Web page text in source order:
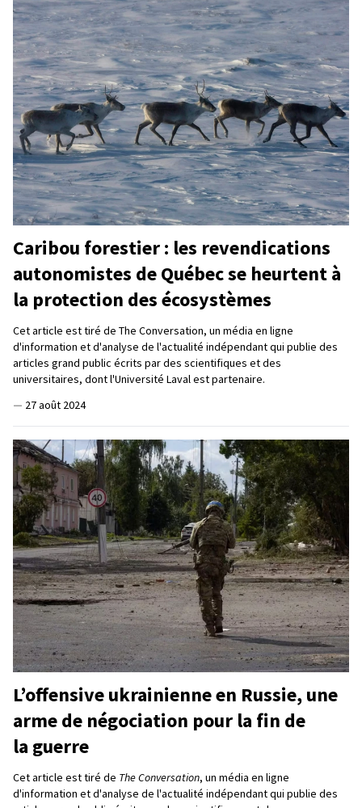
Caribou forestier : les revendications
autonomistes de Québec se heurtent à
la protection des écosystèmes
Cet article est tiré de The Conversation, un média en ligne
d'information et d'analyse de l'actualité indépendant qui publie des
articles grand public écrits par des scientifiques et des
universitaires, dont l'Université Laval est partenaire.
— 27 août 2024
L’offensive ukrainienne en Russie, une
arme de négociation pour la fin de
la guerre
Cet article est tiré de The Conversation, un média en ligne
d'information et d'analyse de l'actualité indépendant qui publie des